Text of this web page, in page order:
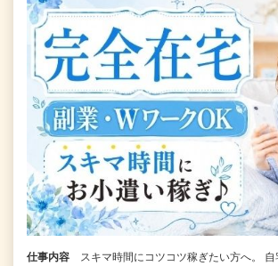
仕事内容
スキマ時間にコツコツ稼ぎたい方へ。